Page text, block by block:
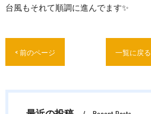
台風もそれて順調に進んでます✨
< 前のページ 一覧に戻る